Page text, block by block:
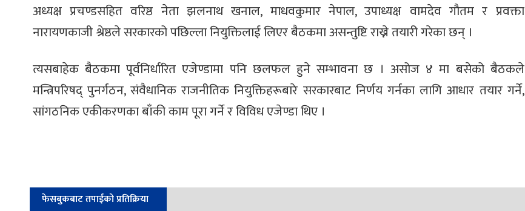
अध्यक्ष प्रचण्डसहित वरिष्ठ नेता झलनाथ खनाल, माधवकुमार नेपाल, उपाध्यक्ष वामदेव गौतम र प्रवक्ता
नारायणकाजी श्रेष्ठले सरकारको पछिल्ला नियुक्तिलाई लिएर बैठकमा असन्तुष्टि राख्ने तयारी गरेका छन् ।
त्यसबाहेक बैठकमा पूर्वनिर्धारित एजेण्डामा पनि छलफल हुने सम्भावना छ । असोज ४ मा बसेको बैठकले
मन्त्रिपरिषद् पुनर्गठन, संवैधानिक राजनीतिक नियुक्तिहरूबारे सरकारबाट निर्णय गर्नका लागि आधार तयार गर्ने,
सांगठनिक एकीकरणका बाँकी काम पूरा गर्ने र विविध एजेण्डा थिए ।
फेसबुकबाट तपाईको प्रतिक्रिया